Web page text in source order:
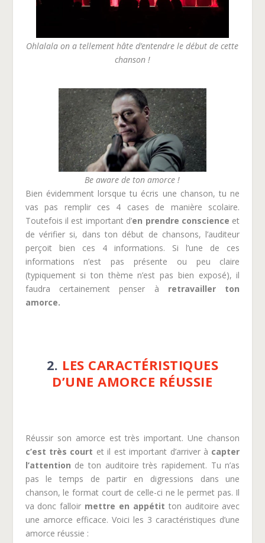
Ohlalala on a tellement hâte d’entendre le début de cette
chanson !
Be aware de ton amorce !
Bien évidemment lorsque tu écris une chanson, tu ne
vas pas remplir ces 4 cases de manière scolaire.
Toutefois il est important d’en prendre conscience et
de vérifier si, dans ton début de chansons, l’auditeur
perçoit bien ces 4 informations. Si l’une de ces
informations n’est pas présente ou peu claire
(typiquement si ton thème n’est pas bien exposé), il
faudra certainement penser à retravailler ton
amorce.
2. LES CARACTÉRISTIQUES
D’UNE AMORCE RÉUSSIE
Réussir son amorce est très important. Une chanson
c’est très court et il est important d’arriver à capter
l’attention de ton auditoire très rapidement. Tu n’as
pas le temps de partir en digressions dans une
chanson, le format court de celle-ci ne le permet pas. Il
va donc falloir mettre en appétit ton auditoire avec
une amorce efficace. Voici les 3 caractéristiques d’une
amorce réussie :